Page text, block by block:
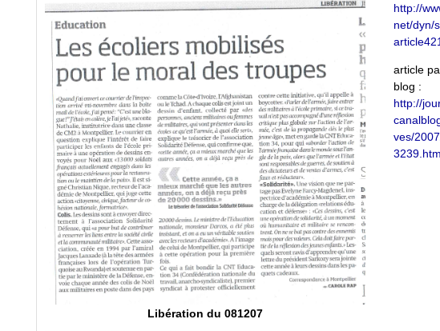
Libération du 081207
http://
net/dyn/
article
blog :
http://
ves/